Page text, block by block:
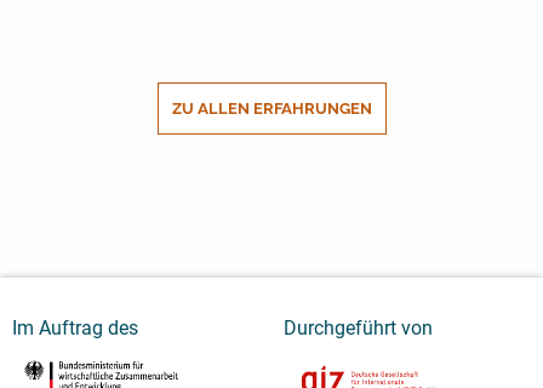
ZU ALLEN ERFAHRUNGEN
Im Auftrag des Durchgeführt von